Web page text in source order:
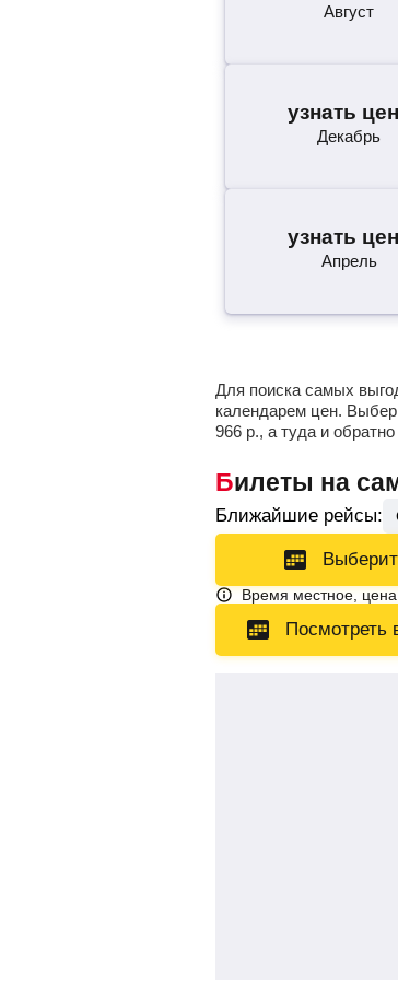
Август
узнать
Декабрь
узнать
Апрель
Для поиска самых
календарем цен.
966 р., а туда и
Билеты на
Ближайшие рейсы:
Время местное,
Посмотреть